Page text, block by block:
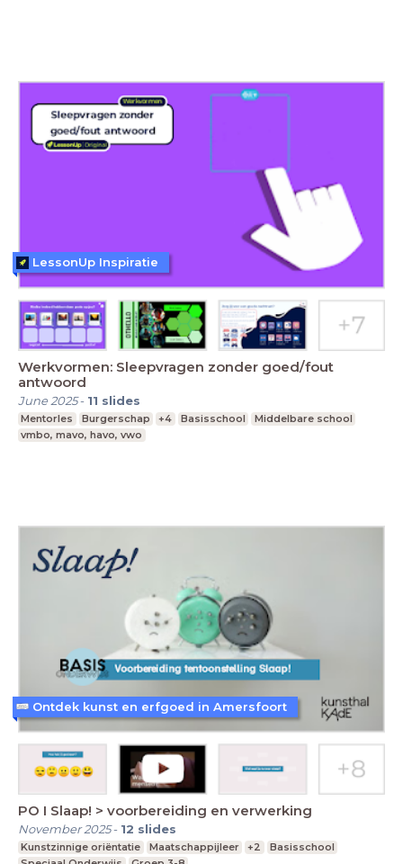
Werkvormen: Sleepvragen zonder goed/fout
antwoord
June 2025- 11 slides
Mentorles Burgerschap +4 Basisschool
Middelbare school
vmbo, mavo, havo, vwo
LessonUp Inspiratie
PO I Slaap! > voorbereiding en verwerking
November 2025- 12 slides
Kunstzinnige oriëntatie Maatschappijleer +2
Basisschool
Ontdek kunst en erfgoed in Amersfoort